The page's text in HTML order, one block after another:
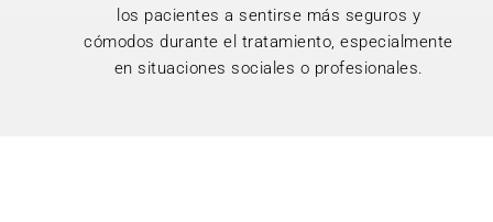
los pacientes a sentirse más seguros y
cómodos durante el tratamiento, especialmente
en situaciones sociales o profesionales.